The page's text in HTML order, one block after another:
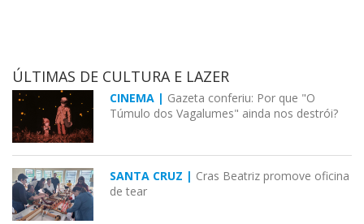
ÚLTIMAS DE CULTURA E LAZER
CINEMA | Gazeta conferiu: Por que "O
Túmulo dos Vagalumes" ainda nos destrói?
SANTA CRUZ | Cras Beatriz promove oficina
de tear